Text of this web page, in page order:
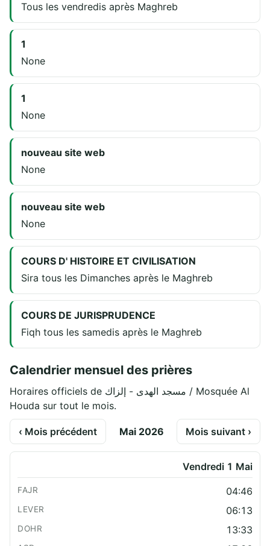
Tous les vendredis après Maghreb
1
None
1
None
nouveau site web
None
nouveau site web
None
COURS D' HISTOIRE ET CIVILISATION
Sira tous les Dimanches après le Maghreb
COURS DE JURISPRUDENCE
Fiqh tous les samedis après le Maghreb
Calendrier mensuel des prières
Horaires officiels de مسجد الهدى - إلزاك / Mosquée Al
Houda sur tout le mois.
‹ Mois précédent Mai 2026 Mois suivant ›
Vendredi 1 Mai
04:46
06:13
13:33